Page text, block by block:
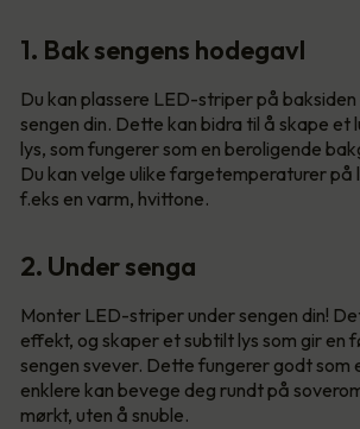
1. Bak sengens hodegavl
Du kan plassere LED-striper på
sengen din. Dette kan bidra til å skape et
lys, som fungerer som en beroligende
Du kan velge ulike fargetemperaturer på
f.eks en varm, hvittone.
2. Under senga
Monter LED-striper under sengen din!
effekt, og skaper et subtilt lys som gir en
sengen svever. Dette fungerer godt som
enklere kan bevege deg rundt på
mørkt, uten å snuble.